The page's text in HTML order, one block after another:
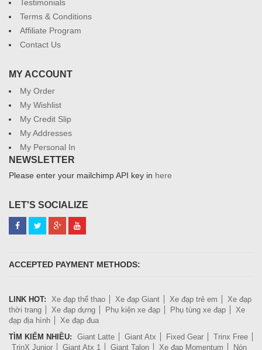
Testimonials
Terms & Conditions
Affiliate Program
Contact Us
MY ACCOUNT
My Order
My Wishlist
My Credit Slip
My Addresses
My Personal In
NEWSLETTER
Please enter your mailchimp API key in here
LET'S SOCIALIZE
ACCEPTED PAYMENT METHODS:
LINK HOT: Xe đạp thể thao Xe đạp Giant Xe đạp trẻ em
Xe đạp
thời trang
Xe đạp dựng Phụ kiện xe đạp Phụ tùng xe đạp
Xe
đạp địa hình
Xe đạp đua
TÌM KIẾM NHIỀU:
Giant Latte Giant Atx Fixed Gear
Trinx Free
TrinX Junior
Giant Atx 1 Giant Talon Xe đạp Momentum Nón